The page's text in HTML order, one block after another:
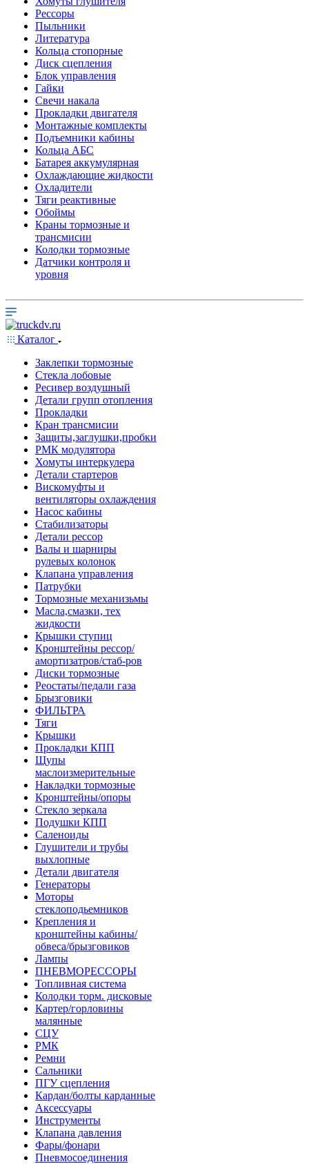
Рессоры
Пыльники
Литература
Кольца стопорные
Диск сцепления
Блок управления
Гайки
Свечи накала
Прокладки двигателя
Монтажные комплекты
Подъемники кабины
Кольца АБС
Батарея аккумулярная
Охлаждающие жидкости
Охладители
Тяги реактивные
Обоймы
Краны тормозные и
трансмисии
Колодки тормозные
Датчики контроля и
уровня
Каталог
Заклепки тормозные
Стекла лобовые
Ресивер воздушный
Детали групп отопления
Прокладки
Кран трансмисии
Защиты,заглушки,пробки
РМК модулятора
Хомуты интеркулера
Детали стартеров
Вискомуфты и
вентиляторы охлаждения
Насос кабины
Стабилизаторы
Детали рессор
Валы и шарниры
рулевых колонок
Клапана управления
Патрубки
Тормозные механизьмы
Масла,смазки, тех
жидкости
Крышки ступиц
Кронштейны рессор/
амортизатров/стаб-ров
Диски тормозные
Реостаты/педали газа
Брызговики
ФИЛЬТРА
Тяги
Крышки
Прокладки КПП
Щупы
маслоизмерительные
Накладки тормозные
Кронштейны/опоры
Стекло зеркала
Подушки КПП
Саленоиды
Глушители и трубы
выхлопные
Детали двигателя
Генераторы
Моторы
стеклоподьемников
Крепления и
кронштейны кабины/
обвеса/брызговиков
Лампы
ПНЕВМОРЕССОРЫ
Топливная система
Колодки торм. дисковые
Картер/горловины
малянные
СЦУ
РМК
Ремни
Сальники
ПГУ сцепления
Кардан/болты карданные
Аксессуары
Инструменты
Клапана давления
Фары/фонари
Пневмосоединения